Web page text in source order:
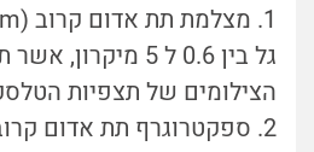
גל בין 0.6 ל 5
הצילומים של תצפיות